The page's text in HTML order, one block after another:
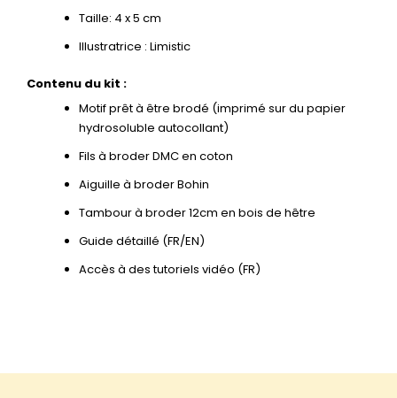
Taille: 4 x 5 cm
Illustratrice : Limistic
Contenu du kit :
Motif prêt à être brodé (imprimé sur du papier
hydrosoluble autocollant)
Fils à broder DMC en coton
Aiguille à broder Bohin
Tambour à broder 12cm en bois de hêtre
Guide détaillé (FR/EN)
Accès à des tutoriels vidéo (FR)